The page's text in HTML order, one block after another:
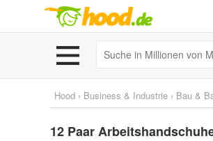
Hood › Business & Industrie › Bau &
12 Paar